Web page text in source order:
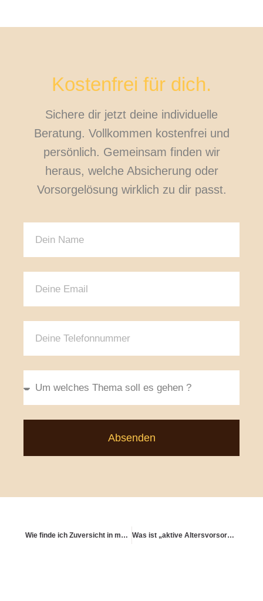
Kostenfrei für dich.
Sichere dir jetzt deine individuelle
Beratung. Vollkommen kostenfrei und
persönlich. Gemeinsam finden wir
heraus, welche Absicherung oder
Vorsorgelösung wirklich zu dir passt.
Absenden
Wie finde ich Zuversicht in meinem eigenen Tempo? Was ist „aktive Altersvorsorge“ – statt nur „sparen & warten“?